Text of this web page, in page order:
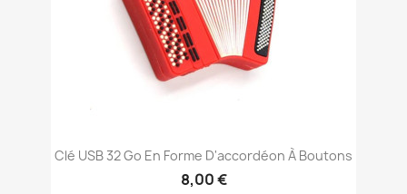
Clé USB 32 Go En Forme D'accordéon À Boutons
8,00 €